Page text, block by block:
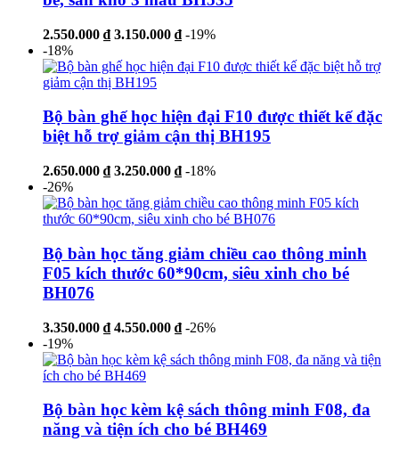
2.550.000 ₫ 3.150.000 ₫ -19%
-18%
Bộ bàn ghế học hiện đại F10 được thiết kế đặc
biệt hỗ trợ giảm cận thị BH195
2.650.000 ₫ 3.250.000 ₫ -18%
-26%
Bộ bàn học tăng giảm chiều cao thông minh
F05 kích thước 60*90cm, siêu xinh cho bé
BH076
3.350.000 ₫ 4.550.000 ₫ -26%
-19%
Bộ bàn học kèm kệ sách thông minh F08, đa
năng và tiện ích cho bé BH469